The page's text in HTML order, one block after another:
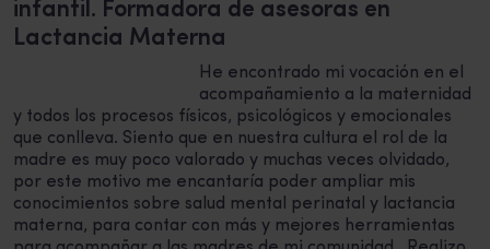
infantil. Formadora de asesoras en
Lactancia Materna
He encontrado mi vocación en el
acompañamiento a la maternidad
y todos los procesos físicos, psicológicos y emocionales
que conlleva. Siento que en nuestra cultura el rol de la
madre es muy poco valorado y muchas veces olvidado,
por este motivo me encantaría poder ampliar mis
conocimientos sobre salud mental perinatal y lactancia
materna, para contar con más y mejores herramientas